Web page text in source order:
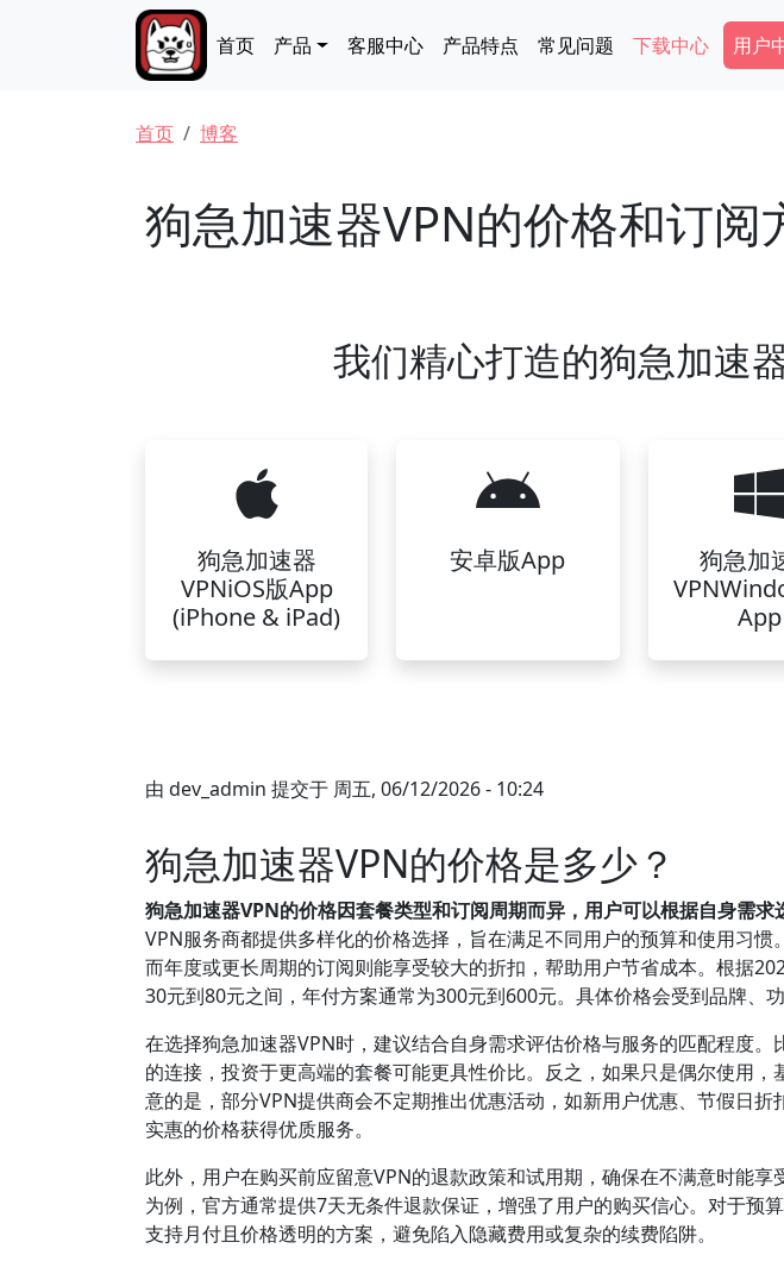
Main navigation
首页 产品 客服中心 产品特点 常见问题 下载中心 用户
面包屑
首页 博客
狗急加速器VPN的价格和订阅
我们精心打造的狗急加速
狗急加速器
VPNiOS版App
(iPhone & iPad)
安卓版App
狗急加
App
由 dev_admin 提交于 周五, 06/12/2026 - 10:24
狗急加速器VPN的价格是多少？
狗急加速器VPN的价格因套餐类型和订阅周期而异，用户可以根据自身需求
VPN服务商都提供多样化的价格选择，旨在满足不同用户的预算和使用习惯
而年度或更长周期的订阅则能享受较大的折扣，帮助用户节省成本。根据
30元到80元之间，年付方案通常为300元到600元。具体价格会受到品牌、
在选择狗急加速器VPN时，建议结合自身需求评估价格与服务的匹配程度
的连接，投资于更高端的套餐可能更具性价比。反之，如果只是偶尔使用
意的是，部分VPN提供商会不定期推出优惠活动，如新用户优惠、节假日
实惠的价格获得优质服务。
此外，用户在购买前应留意VPN的退款政策和试用期，确保在不满意时能
为例，官方通常提供7天无条件退款保证，增强了用户的购买信心。对于预
支持月付且价格透明的方案，避免陷入隐藏费用或复杂的续费陷阱。